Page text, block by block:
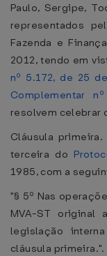
Paulo, Sergipe,
representados
Fazenda e
2012, tendo em
nº 5.172, de 25
Complementar
resolvem celebrar
Cláusula
terceira do
1985, com a
"§ 5º Nas
MVA-ST
legislação
cláusula primeira.".